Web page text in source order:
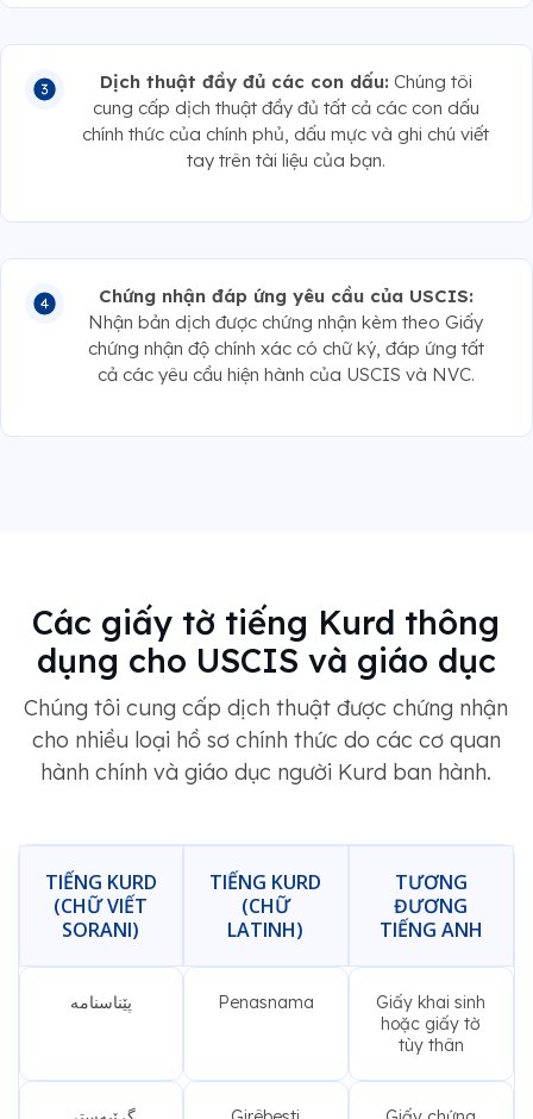
Dịch thuật đầy đủ các con dấu: Chúng tôi
cung cấp dịch thuật đầy đủ tất cả các con dấu
chính thức của chính phủ, dấu mực và ghi chú viết
tay trên tài liệu của bạn.
Chứng nhận đáp ứng yêu cầu của USCIS:
Nhận bản dịch được chứng nhận kèm theo Giấy
chứng nhận độ chính xác có chữ ký, đáp ứng tất
cả các yêu cầu hiện hành của USCIS và NVC.
Các giấy tờ tiếng Kurd thông
dụng cho USCIS và giáo dục
Chúng tôi cung cấp dịch thuật được chứng nhận
cho nhiều loại hồ sơ chính thức do các cơ quan
hành chính và giáo dục người Kurd ban hành.
TIẾNG KURD
(CHỮ VIẾT
SORANI)
TIẾNG KURD
(CHỮ
LATINH)
TƯƠNG
ĐƯƠNG
TIẾNG ANH
پێناسنامە Penasnama
Giấy khai sinh
hoặc giấy tờ
tùy thân